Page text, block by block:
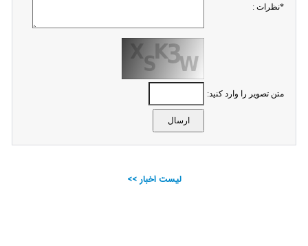
*نظرات :
متن تصویر را وارد کنید:
لیست اخبار >>